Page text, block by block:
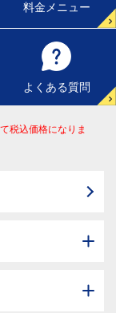
料金メニュー
よくある質問
税込価格になりま